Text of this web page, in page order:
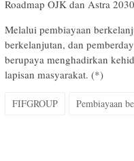
Roadmap OJK dan Astra
Melalui pembiayaan
berkelanjutan, dan
berupaya menghadirkan
lapisan masyarakat. (*)
FIFGROUP Pembiayaan